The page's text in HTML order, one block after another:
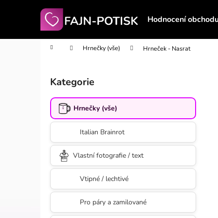
Hodnocení
Domů Hrnečky (vše) Hrneček - Nasrat
Přeskočit
kategorie
Kategorie
Hrnečky (vše)
Italian Brainrot
Vlastní fotografie / text
Vtipné / lechtivé
Pro páry a zamilované
í
Zpět
do
Zpět
do